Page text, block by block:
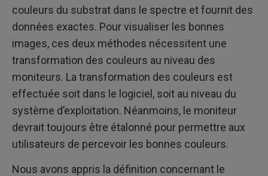
couleurs du substrat dans le spectre et fournit des
données exactes. Pour visualiser les bonnes
images, ces deux méthodes nécessitent une
transformation des couleurs au niveau des
moniteurs. La transformation des couleurs est
effectuée soit dans le logiciel, soit au niveau du
système d’exploitation. Néanmoins, le moniteur
devrait toujours être étalonné pour permettre aux
utilisateurs de percevoir les bonnes couleurs.
Nous avons appris la définition concernant le